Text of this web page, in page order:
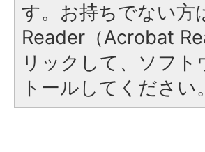
す。お持ちでない方
Reader（Acrobat
リックして、ソフ
トールしてください。